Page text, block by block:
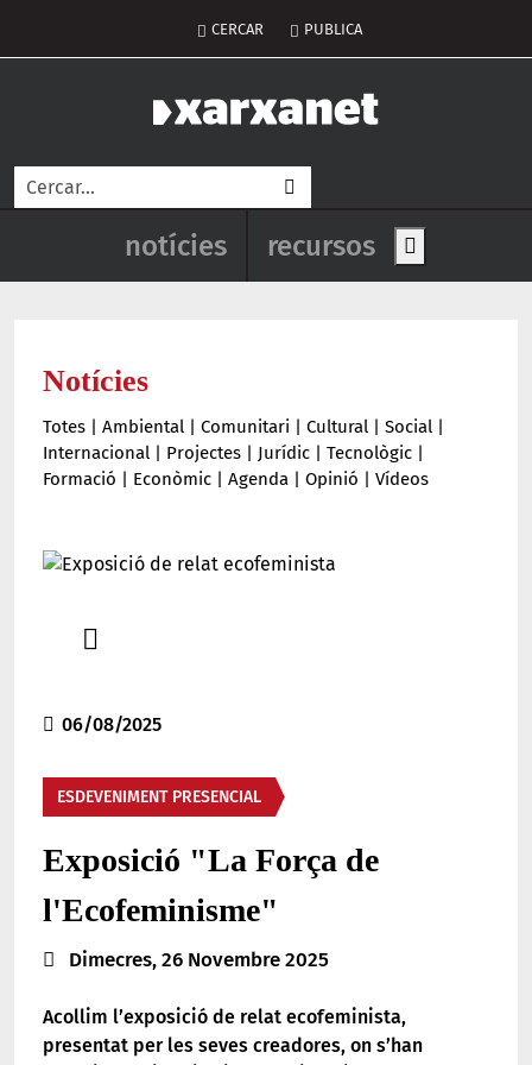
Menú del compte d'usuari
CERCAR PUBLICA
Cerca
Navegació principal de
notícies recursos Show main
Notícies
Totes | Ambiental | Comunitari | Cultural | Social |
Internacional | Projectes | Jurídic | Tecnològic |
Formació | Econòmic | Agenda | Opinió | Vídeos
06/08/2025
ESDEVENIMENT PRESENCIAL
Exposició "La Força de
l'Ecofeminisme"
Data de l'esdeveniment:
Dimecres, 26 Novembre 2025
Acollim l’exposició de relat ecofeminista,
presentat per les seves creadores, on s’han